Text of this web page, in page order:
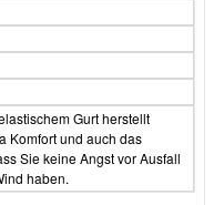
Gurt herstellt
Komfort und auch das
Sie keine Angst vor Ausfall
haben.